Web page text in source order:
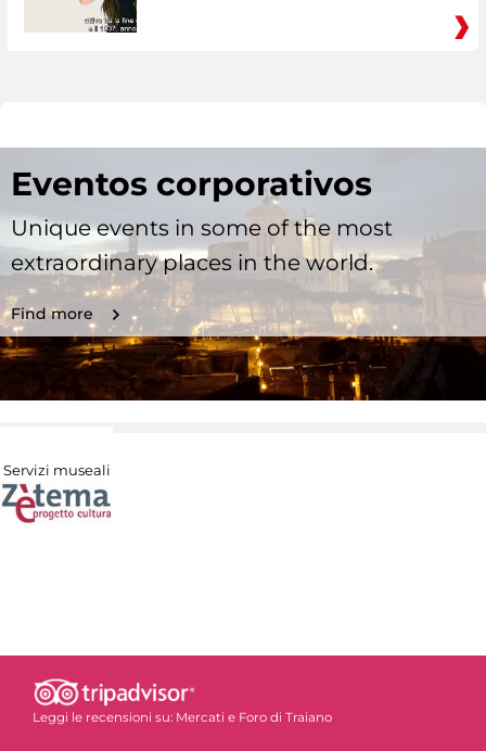
Eventos corporativos
Unique events in some of the most
extraordinary places in the world.
Find more
Servizi museali
Leggi le recensioni su: Mercati e Foro di Traiano